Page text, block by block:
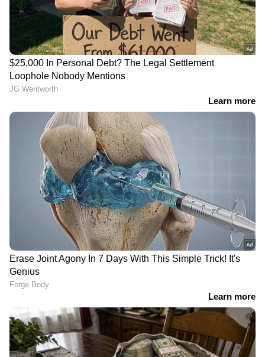
ഇത്തരം സാഹചര്യങ്ങൾ വലിയ
ആരോഗ്യപ്രശ്നങ്ങൾക്ക് കാരണമായേക്കാം.
ദൃശ്യങ്ങളിൽ കാണുന്ന അങ്ങേയറ്റം മോശം
സാഹചര്യങ്ങൾ ഭക്ഷണം മലിനമാകാനും, ഇത്
ഉൾപ്പെടെയുള്ള ഗുരുതരമായ ഉദരരോഗങ്ങൾ
പിടിപെടാനും ഇടയാക്കും എന്ന ആശങ്കയാണ്
ഇപ്പോൾ ഉയരുന്നത്. റെയിൽവേ കാറ്ററിംഗ്
സർവീസുകളിൽ ഭക്ഷ്യസുരക്ഷാ മാനദണ്ഡങ്ങൾ
ഉറപ്പുവരുത്തുന്നതിൽ അധികൃതർ നേരിടുന്ന
നിരന്തരമായ വെല്ലുവിളികളെയാണ് ഈ സംഭവം
വീണ്ടും ചൂണ്ടിക്കാണിക്കുന്നത്.
യാത്രയ്ക്കിടയിൽ പണം നൽകി വാങ്ങുന്ന
ഭക്ഷണത്തിൽ അടിസ്ഥാനപരമായ
വൃത്തിയെങ്കിലും പ്രതീക്ഷിക്കുന്നതായി
യാത്രക്കാർ പറയുന്നു. എന്നാൽ, ഇത്തരം
ട്രെയിനുകളിലെ ഭക്ഷ്യസുരക്ഷാ
മേൽനോട്ടത്തെയും നിയമങ്ങൾ
നടപ്പിലാക്കുന്നതിലെ വീഴ്ചകളെയും കുറിച്ച്